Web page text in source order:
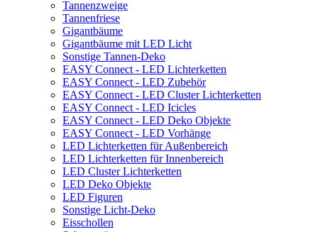
Tannenzweige
Tannenfriese
Gigantbäume
Gigantbäume mit LED Licht
Sonstige Tannen-Deko
EASY Connect - LED Lichterketten
EASY Connect - LED Zubehör
EASY Connect - LED Cluster Lichterketten
EASY Connect - LED Icicles
EASY Connect - LED Deko Objekte
EASY Connect - LED Vorhänge
LED Lichterketten für Außenbereich
LED Lichterketten für Innenbereich
LED Cluster Lichterketten
LED Deko Objekte
LED Figuren
Sonstige Licht-Deko
Eisschollen